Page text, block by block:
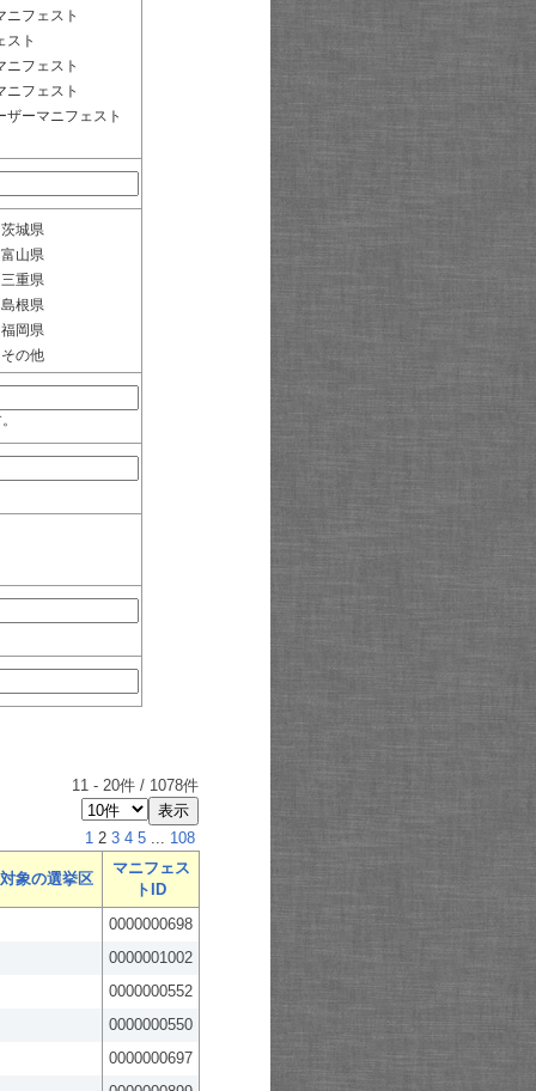
フェスト
スト
フェスト
フェスト
ーマニフェスト
城県
山県
重県
根県
岡県
の他
11 - 20件 / 1078件
1 2 3 4 5 ... 108
対象の選挙区
マニフェス
トID
0000000698
0000001002
0000000552
0000000550
0000000697